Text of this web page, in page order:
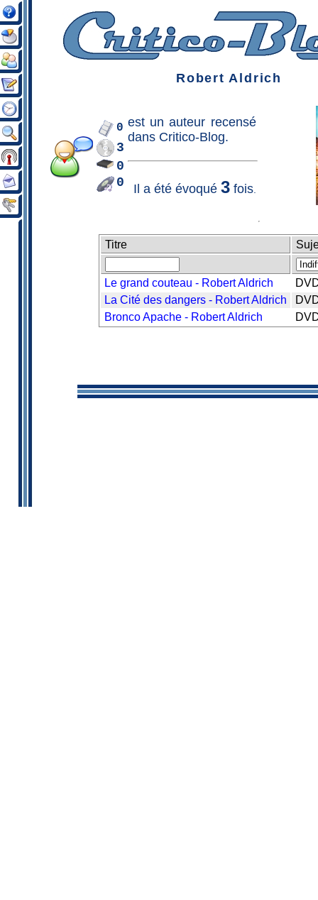
Robert Aldrich
0
3
0
0
est unauteur recensé
dans Critico-Blog.
Il a été évoqué 3fois.
Titre
Le grand couteau - Robert Aldrich
La Cité des dangers - Robert Aldrich
Bronco Apache - Robert Aldrich